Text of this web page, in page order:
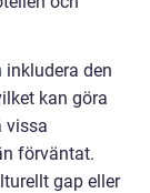
inkludera den
kan göra
vissa
förväntat.
gap eller